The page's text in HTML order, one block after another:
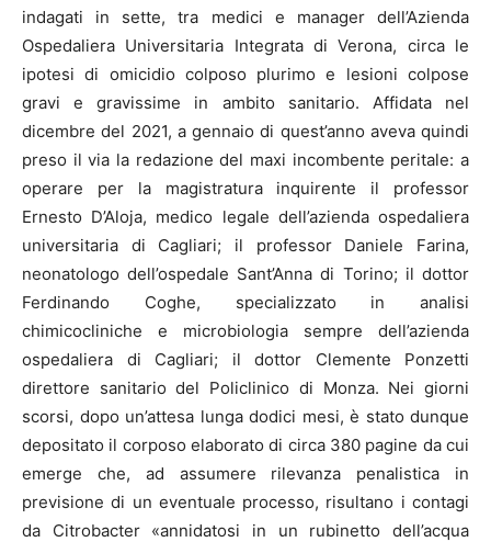
indagati in sette, tra medici e manager dell’Azienda
Ospedaliera Universitaria Integrata di Verona, circa le
ipotesi di omicidio colposo plurimo e lesioni colpose
gravi e gravissime in ambito sanitario. Affidata nel
dicembre del 2021, a gennaio di quest’anno aveva quindi
preso il via la redazione del maxi incombente peritale: a
operare per la magistratura inquirente il professor
Ernesto D’Aloja, medico legale dell’azienda ospedaliera
universitaria di Cagliari; il professor Daniele Farina,
neonatologo dell’ospedale Sant’Anna di Torino; il dottor
Ferdinando Coghe, specializzato in analisi
chimicocliniche e microbiologia sempre dell’azienda
ospedaliera di Cagliari; il dottor Clemente Ponzetti
direttore sanitario del Policlinico di Monza. Nei giorni
scorsi, dopo un’attesa lunga dodici mesi, è stato dunque
depositato il corposo elaborato di circa 380 pagine da cui
emerge che, ad assumere rilevanza penalistica in
previsione di un eventuale processo, risultano i contagi
da Citrobacter «annidatosi in un rubinetto dell’acqua